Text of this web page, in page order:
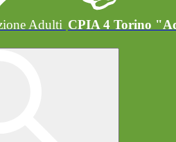
Adulti CPIA 4 Torino